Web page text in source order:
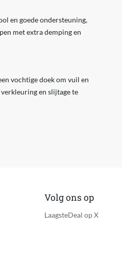
en goede ondersteuning,
met extra demping en
vochtige doek om vuil en
en slijtage te
Volg ons op
LaagsteDeal op X